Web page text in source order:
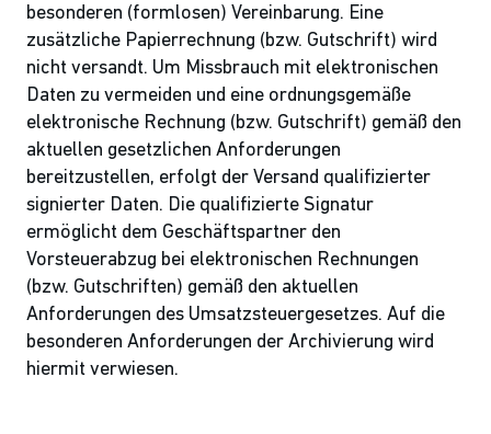
besonderen (formlosen) Vereinbarung. Eine
zusätzliche Papierrechnung (bzw. Gutschrift) wird
nicht versandt. Um Missbrauch mit elektronischen
Daten zu vermeiden und eine ordnungsgemäße
elektronische Rechnung (bzw. Gutschrift) gemäß den
aktuellen gesetzlichen Anforderungen
bereitzustellen, erfolgt der Versand qualifizierter
signierter Daten. Die qualifizierte Signatur
ermöglicht dem Geschäftspartner den
Vorsteuerabzug bei elektronischen Rechnungen
(bzw. Gutschriften) gemäß den aktuellen
Anforderungen des Umsatzsteuergesetzes. Auf die
besonderen Anforderungen der Archivierung wird
hiermit verwiesen.